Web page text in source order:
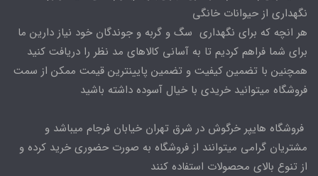
نگهداری از حیوانات خانگی
هر انچه که برای نگهداری سگ و گربه و جوندگان خود نیاز دارین ما
برای شما فراهم کردیم تا به آسانی کالاهای مد نظر را دریافت کنید
همچنین با تضمین کیفیت و تضمین پایینترین قیمت ممکن از سمت
فروشگاه میتوانید خریدی با خیال آسوده داشته باشید
فروشگاه هایپر خرگوش در شرق تهران خیابان فرجام میباشد و
مشتریان گرامی میتوانند از فروشگاه به صورت حضوری خرید کرده و
از تنوع بالای محصولات استفاده کنند